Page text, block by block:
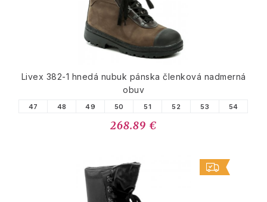
Livex 382-1 hnedá nubuk pánska členková nadmerná
obuv
47 48 49 50 51 52 53 54
268.89 €